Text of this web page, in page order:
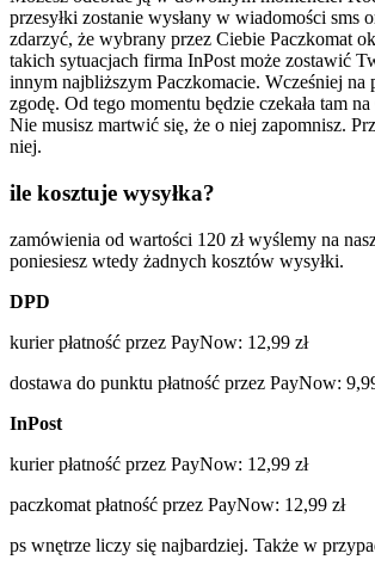
przesyłki zostanie wysłany w wiadomości sms
zdarzyć, że wybrany przez Ciebie Paczkomat
takich sytuacjach firma InPost może zostawić
innym najbliższym Paczkomacie. Wcześniej na
zgodę. Od tego momentu będzie czekała tam
Nie musisz martwić się, że o niej zapomnisz.
niej.
ile kosztuje wysyłka?
zamówienia od wartości 120 zł wyślemy na
poniesiesz wtedy żadnych kosztów wysyłki.
DPD
kurier płatność przez PayNow: 12,99 zł
dostawa do punktu płatność przez PayNow:
InPost
kurier płatność przez PayNow: 12,99 zł
paczkomat płatność przez PayNow: 12,99 zł
ps wnętrze liczy się najbardziej. Także w